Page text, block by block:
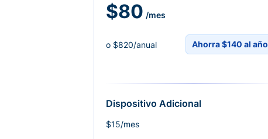
$80 /mes
o $820/anual Ahorra $140 al año
Dispositivo Adicional
$15/mes